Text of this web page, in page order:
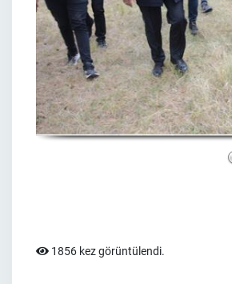
1856 kez görüntülendi.